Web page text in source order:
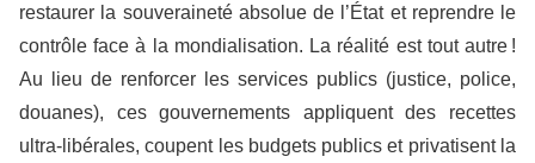
restaurer la souveraineté absolue de l’État et reprendre le
contrôle face à la mondialisation. La réalité est tout autre !
Au lieu de renforcer les services publics (justice, police,
douanes), ces gouvernements appliquent des recettes
ultra-libérales, coupent les budgets publics et privatisent la